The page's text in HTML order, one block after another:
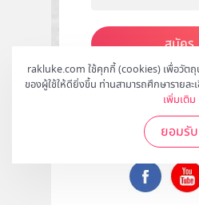
rakluke.com ใช้คุกกี้ (cookies) เพื่อวัต
ของผู้ใช้ให้ดียิ่งขึ้น ท่านสามารถศึกษารายละ
เพิ่มเติม
ยอมรับ
สมัคร
ติดตามเร